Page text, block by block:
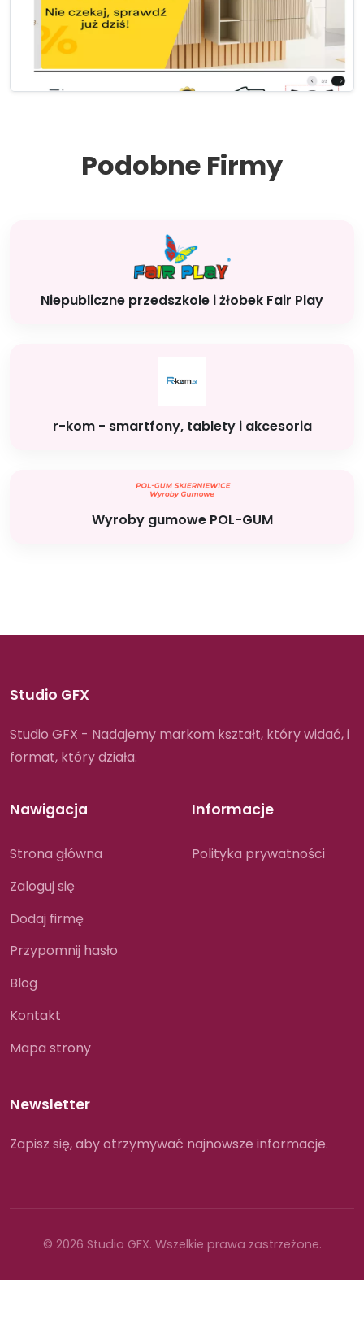
Podobne Firmy
Niepubliczne przedszkole i żłobek Fair Play
r-kom - smartfony, tablety i akcesoria
Wyroby gumowe POL-GUM
Studio GFX
Studio GFX - Nadajemy markom kształt, który widać, i
format, który działa.
Nawigacja
Strona główna
Zaloguj się
Dodaj firmę
Przypomnij hasło
Blog
Kontakt
Mapa strony
Informacje
Polityka prywatności
Newsletter
Zapisz się, aby otrzymywać najnowsze informacje.
© 2026 Studio GFX. Wszelkie prawa zastrzeżone.